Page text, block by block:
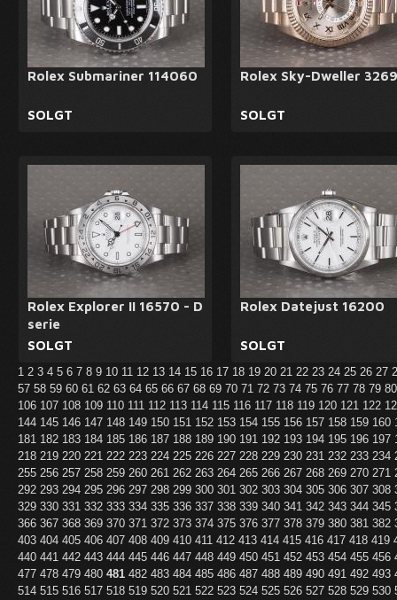
Rolex Submariner 114060
SOLGT
Rolex Sky-Dweller
SOLGT
Rolex Explorer II 16570 - D
serie
SOLGT
Rolex Datejust 16200
SOLGT
1 2 3 4 5 6 7 8 9 10 11 12 13 14 15 16 17 18 19 20 21 22 23 24 25 26 27
57 58 59 60 61 62 63 64 65 66 67 68 69 70 71 72 73 74 75 76 77 78 79
106 107 108 109 110 111 112 113 114 115 116 117 118 119 120 121 122
144 145 146 147 148 149 150 151 152 153 154 155 156 157 158 159 160
181 182 183 184 185 186 187 188 189 190 191 192 193 194 195 196 197
218 219 220 221 222 223 224 225 226 227 228 229 230 231 232 233 234
255 256 257 258 259 260 261 262 263 264 265 266 267 268 269 270 271
292 293 294 295 296 297 298 299 300 301 302 303 304 305 306 307 308
329 330 331 332 333 334 335 336 337 338 339 340 341 342 343 344 345
366 367 368 369 370 371 372 373 374 375 376 377 378 379 380 381 382
403 404 405 406 407 408 409 410 411 412 413 414 415 416 417 418 419
440 441 442 443 444 445 446 447 448 449 450 451 452 453 454 455 456
477 478 479 480 481 482 483 484 485 486 487 488 489 490 491 492 493
514 515 516 517 518 519 520 521 522 523 524 525 526 527 528 529 530